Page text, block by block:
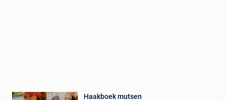
Haakboek mutsen